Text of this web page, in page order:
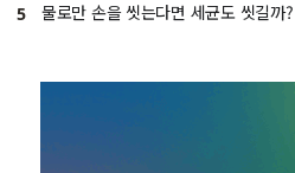
5 물로만 손을 씻는다면 세균도 씻길까?